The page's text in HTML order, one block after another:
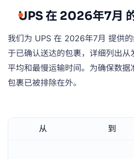
UPS 在 2026年7月
我们为 UPS 在 2026年7月 提供
于已确认送达的包裹，详细列出从
平均和最慢运输时间。为确保数
包裹已被排除在外。
从 到